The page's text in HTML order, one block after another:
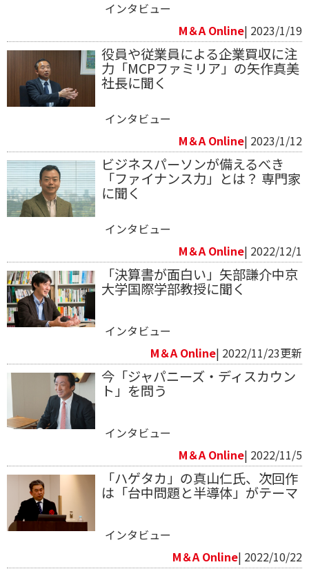
インタビュー
M＆A Online| 2023/1/19
役員や従業員による企業買収に注
力「MCPファミリア」の矢作真美
社長に聞く
インタビュー
M＆A Online| 2023/1/12
ビジネスパーソンが備えるべき
「ファイナンス力」とは？ 専門家
に聞く
インタビュー
M＆A Online| 2022/12/1
「決算書が面白い」矢部謙介中京
大学国際学部教授に聞く
インタビュー
M＆A Online| 2022/11/23更新
今「ジャパニーズ・ディスカウン
ト」を問う
インタビュー
M＆A Online| 2022/11/5
「ハゲタカ」の真山仁氏、次回作
は「台中問題と半導体」がテーマ
インタビュー
M＆A Online| 2022/10/22